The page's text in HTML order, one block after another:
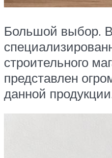
Большой выбор. В
строительного
представлен
данной